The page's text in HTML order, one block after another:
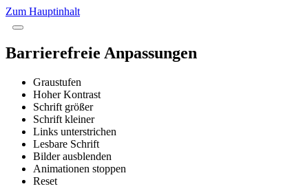
Zum Hauptinhalt
Barrierefreie Anpassungen
Graustufen
Hoher Kontrast
Schrift größer
Schrift kleiner
Links unterstrichen
Lesbare Schrift
Bilder ausblenden
Animationen stoppen
Reset